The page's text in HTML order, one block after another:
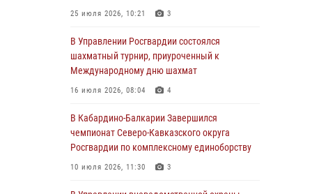
31 июля 2026, 09:22
Состоялась рабочая встреча директора
Росгвардии Героя России генерала армии
Виктора Золотова с заместителем
полномочного представителя Президента
федеральном округе Виталием Кузнецовым
31 июля 2026, 06:45 1
Управление Росгвардии по Кабардино-
25 июля 2026, 10:21 3
В Управлении Росгвардии состоялся
шахматный турнир, приуроченный к
Международному дню шахмат
16 июля 2026, 08:04 4
В Кабардино-Балкарии Завершился
чемпионат Северо-Кавказского округа
Росгвардии по комплексному единоборству
10 июля 2026, 11:30 3